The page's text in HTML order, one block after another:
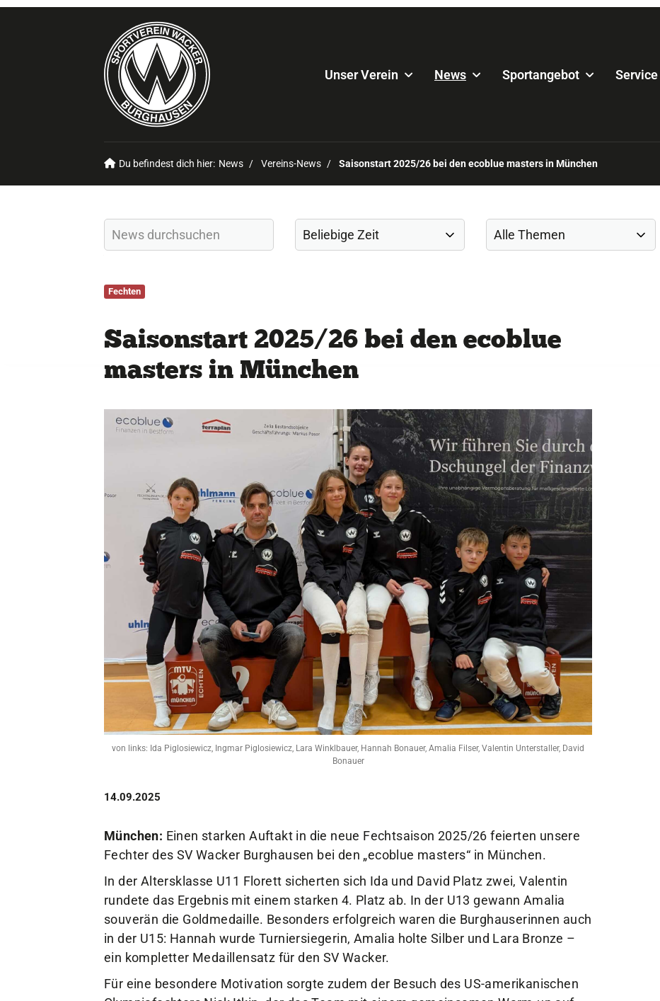
Unser Verein News Sportangebot Service
Du befindest dich hier: Vereins-News Saisonstart 2025/26 bei den ecoblue masters in München
Fechten
Saisonstart 2025/26 bei den ecoblue
masters in München
von links: Ida Piglosiewicz, Ingmar Piglosiewicz, Lara Winklbauer, Hannah Bonauer, Amalia Filser, Valentin Unterstaller, David
Bonauer
14.09.2025
München: Einen starken Auftakt in die neue Fechtsaison 2025/26 feierten unsere
Fechter des SV Wacker Burghausen bei den „ecoblue masters“ in München.
In der Altersklasse U11 Florett sicherten sich Ida und David Platz zwei, Valentin
rundete das Ergebnis mit einem starken 4. Platz ab. In der U13 gewann Amalia
souverän die Goldmedaille. Besonders erfolgreich waren die Burghauserinnen auch
in der U15: Hannah wurde Turniersiegerin, Amalia holte Silber und Lara Bronze –
ein kompletter Medaillensatz für den SV Wacker.
Für eine besondere Motivation sorgte zudem der Besuch des US-amerikanischen
Olympiafechters Nick Itkin, der das Team mit einem gemeinsamen Warm-up auf
Quicklinks
Unser Verein
Der Verein
Das sind wir
Sportstätten
Sportangebote
Sportsuche
Abteilungen
VitaSport
Kindersportschule
Deine